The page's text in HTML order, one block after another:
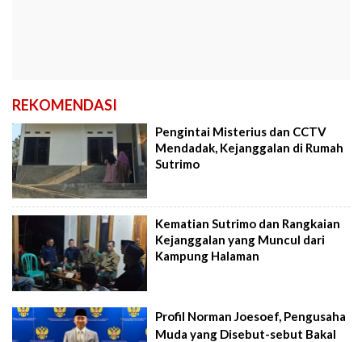
REKOMENDASI
Pengintai Misterius dan CCTV
Mendadak, Kejanggalan di Rumah
Sutrimo
Kematian Sutrimo dan Rangkaian
Kejanggalan yang Muncul dari
Kampung Halaman
Profil Norman Joesoef, Pengusaha
Muda yang Disebut-sebut Bakal